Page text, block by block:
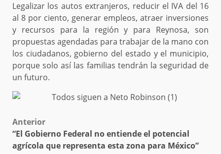
Legalizar los autos extranjeros, reducir el IVA del 16
al 8 por ciento, generar empleos, atraer inversiones
y recursos para la región y para Reynosa, son
propuestas agendadas para trabajar de la mano con
los ciudadanos, gobierno del estado y el municipio,
porque solo así las familias tendrán la seguridad de
un futuro.
Post
navigation
Anterior
“El Gobierno Federal no entiende el potencial
agrícola que representa esta zona para México”